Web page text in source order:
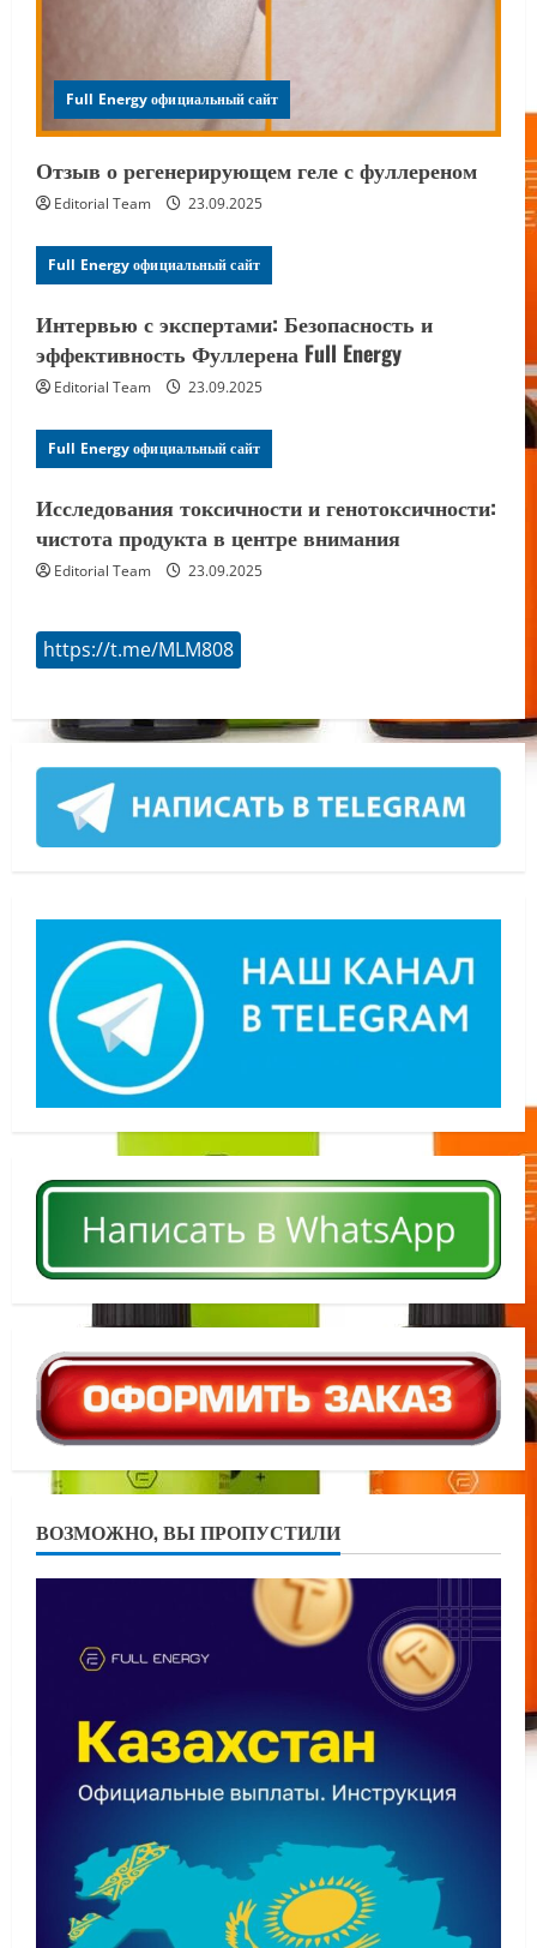
Full Energy официальный сайт
Отзыв о регенерирующем геле с фуллереном
Editorial Team 23.09.2025
Full Energy официальный сайт
Интервью с экспертами: Безопасность и
эффективность Фуллерена Full Energy
Editorial Team 23.09.2025
Full Energy официальный сайт
Исследования токсичности и генотоксичности:
чистота продукта в центре внимания
Editorial Team 23.09.2025
https://t.me/MLM808
ВОЗМОЖНО, ВЫ ПРОПУСТИЛИ